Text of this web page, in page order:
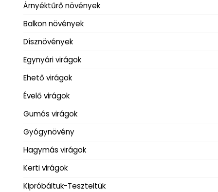
Árnyéktűrő növények
Balkon növények
Dísznövények
Egynyári virágok
Ehető virágok
Évelő virágok
Gumós virágok
Gyógynövény
Hagymás virágok
Kerti virágok
Kipróbáltuk-Teszteltük